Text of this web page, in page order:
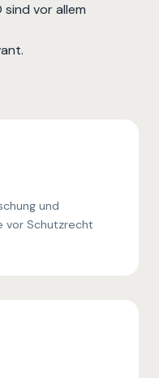
sind vor allem
und
vor Schutzrecht